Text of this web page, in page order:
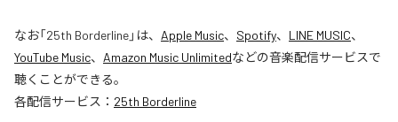
なお「25th Borderline」は、 Apple Music、 Spotify、 LINE MUSIC、
YouTube Music、 Amazon Music Unlimitedなどの音楽配信サービスで
聴くことができる。
各配信サービス： 25th Borderline